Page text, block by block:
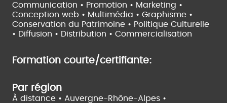
Communication • Promotion • Marketing •
Conception web • Multimédia • Graphisme •
Conservation du Patrimoine • Politique Culturelle
• Diffusion • Distribution • Commercialisation
Formation courte/certifiante:
Par région
À distance • Auvergne-Rhône-Alpes •